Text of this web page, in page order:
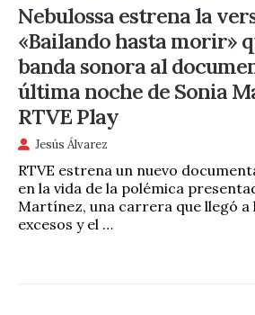
Nebulossa estrena la
«Bailando hasta morir»
banda sonora al
última noche de Sonia
RTVE Play
Jesús Álvarez
RTVE estrena un nuevo
en la vida de la polémica
Martínez, una carrera que llegó a
excesos y el …